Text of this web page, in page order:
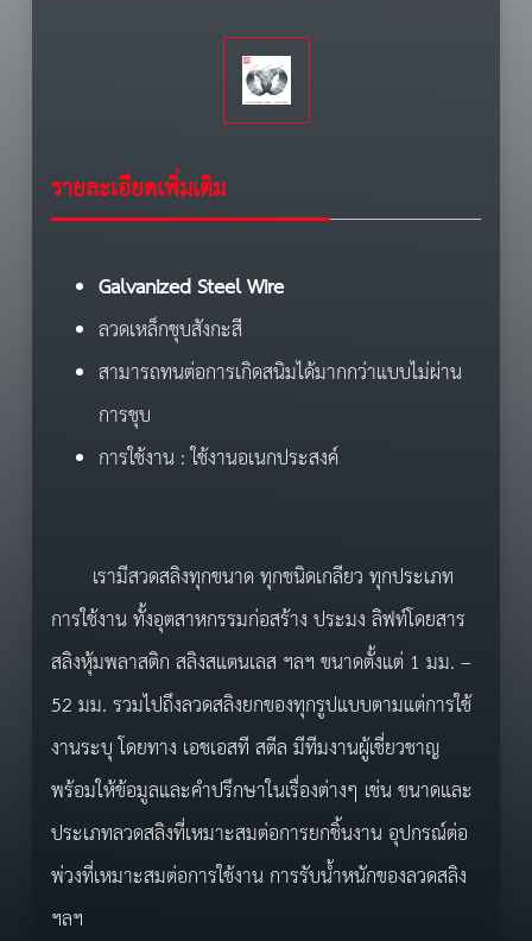
รายละเอียดเพิ่มเติม
Galvanized Steel Wire
ลวดเหล็กชุบสังกะสี
สามารถทนต่อการเกิดสนิมได้มากกว่าแบบไม่ผ่าน
การชุบ
การใช้งาน : ใช้งานอเนกประสงค์
เรามีสวดสลิงทุกขนาด ทุกชนิดเกลียว ทุกประเภท
การใช้งาน ทั้งอุตสาหกรรมก่อสร้าง ประมง ลิฟท์โดยสาร
สลิงหุ้มพลาสติก สลิงสแตนเลส ฯลฯ ขนาดตั้งแต่ 1 มม. –
52 มม. รวมไปถึงลวดสลิงยกของทุกรูปแบบตามแต่การใช้
งานระบุ โดยทาง เอชเอสที สตีล มีทีมงานผู้เชี่ยวชาญ
พร้อมให้ข้อมูลและคำปรึกษาในเรื่องต่างๆ เช่น ขนาดและ
ประเภทลวดสลิงที่เหมาะสมต่อการยกชิ้นงาน อุปกรณ์ต่อ
พ่วงที่เหมาะสมต่อการใช้งาน การรับน้ำหนักของลวดสลิง
ฯลฯ